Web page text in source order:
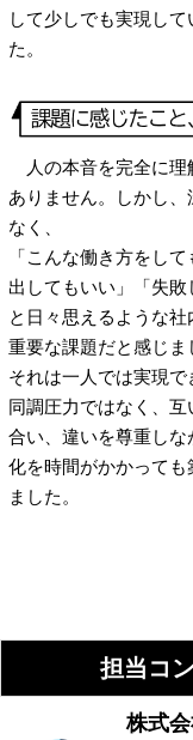
して少しでも実現し
た。
人の本音を完全に理
ありません。しかし
なく、
「こんな働き方をし
出してもいい」「失敗
と日々思えるような
重要な課題だと感じま
それは一人では実現
同調圧力ではなく、
合い、違いを尊重し
化を時間がかかって
ました。
担当コ
株式